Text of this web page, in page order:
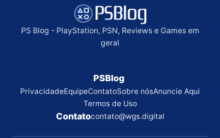
PS Blog - PlayStation, PSN, Reviews e Games em
geral
PSBlog
PrivacidadeEquipeContatoSobre nósAnuncie Aqui
Termos de Uso
Contatocontato@wgs.digital